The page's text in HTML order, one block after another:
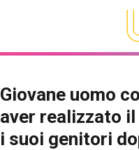
Giovane uomo
aver realizzato
i suoi genitori